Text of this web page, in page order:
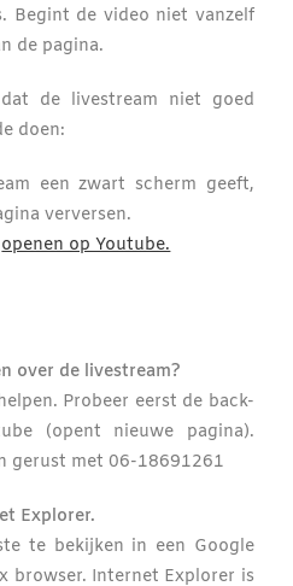
Begint de video niet vanzelf
de pagina.
de livestream niet goed
doen:
een zwart scherm geeft,
verversen.
openen op Youtube.
over de livestream?
Probeer eerst de back-
(opent nieuwe pagina).
gerust met 06-18691261
Explorer.
te bekijken in een Google
browser. Internet Explorer is